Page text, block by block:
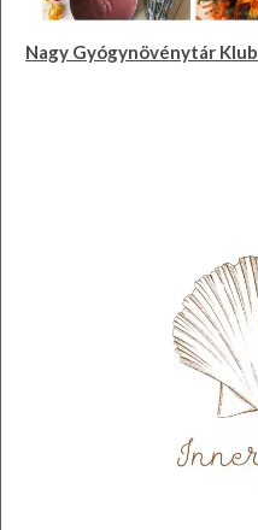
Nagy Gyógynövénytár Klub